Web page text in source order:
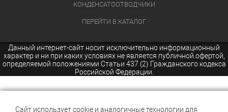
КОНДЕНСАТООТВОДЧИКИ
ПЕРЕЙТИ В КАТАЛОГ
Данный интернет-сайт носит исключительно информационный
характер и ни при каких условиях не является публичной офертой,
определяемой положениями Статьи 437 (2) Гражданского кодекса
Российской Федерации.
Сайт использует cookie и аналогичные технологии для